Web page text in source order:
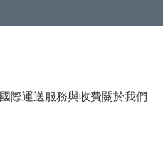
國際運送服務與收費關於我們